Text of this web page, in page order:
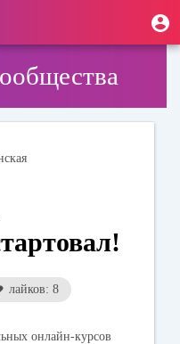
лайков: 8
онлайн-курсов